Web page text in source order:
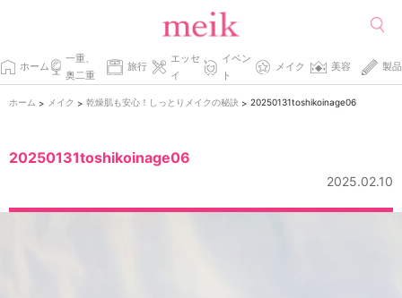
ホーム
一重、
奥二重
旅行
エッセ
イ
イベン
ト
メイク 美容 製品
ホーム > メイク > 乾燥肌も安心！しっとりメイクの秘訣 > 20250131toshikoinage06
20250131toshikoinage06
2025.02.10